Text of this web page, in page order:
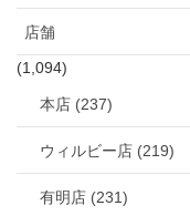
店舗
(1,094)
本店 (237)
ウィルビー店 (219)
有明店 (231)